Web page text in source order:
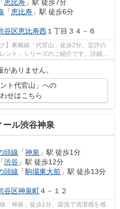
「 恵比寿 」駅 徒歩7分
「恵比寿 」駅 徒歩6分
谷区恵比寿西 １丁目３４－６
】東横線「代官山」徒歩2分。定評の
ント」シリーズのご紹介です。詳細は
ありません。
ント代官山」への
せはこちら
ール渋谷神泉
頭線 「神泉 」駅 徒歩1分
「渋谷 」駅 徒歩12分
頭線 「駒場東大前 」駅 徒歩13分
谷区神泉町４－１２
「神泉」徒歩1分。築浅で清潔感を感